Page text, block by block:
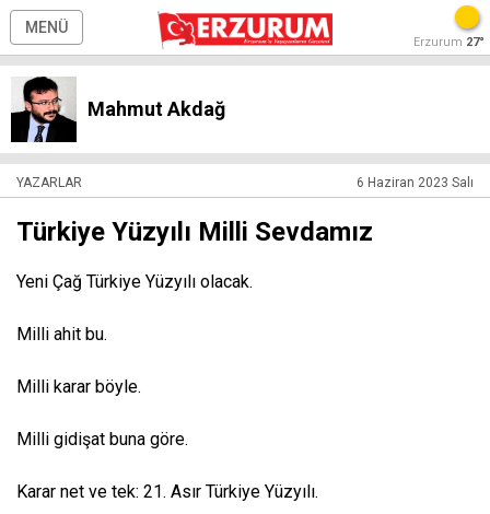
MENÜ
Erzurum 27°
Mahmut Akdağ
YAZARLAR 6 Haziran 2023 Salı
Türkiye Yüzyılı Milli Sevdamız
Yeni Çağ Türkiye Yüzyılı olacak.
Milli ahit bu.
Milli karar böyle.
Milli gidişat buna göre.
Karar net ve tek: 21. Asır Türkiye Yüzyılı.